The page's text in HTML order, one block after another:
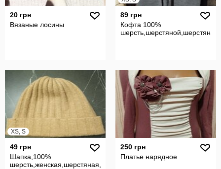
20 грн
Вязаные лосины
89 грн
Кофта 100%
XS, S
49 грн
Шапка,100%
шерсть,женская,шерстяная,трикотажная,вовна,вязаная
250 грн
Платье нарядное